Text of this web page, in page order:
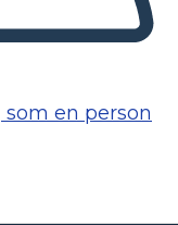
en person